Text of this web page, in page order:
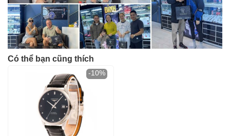
Có thể bạn cũng thích
-10%